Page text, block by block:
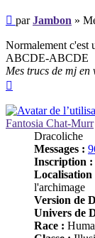
Message
parJambon »
Normalement c'est
ABCDE-ABCDE
Mes trucs de mj en
Fantosia Chat-Murr
Dracoliche
Messages :
Inscription :
Localisation
l'archimage
Version de
Univers de
Race :